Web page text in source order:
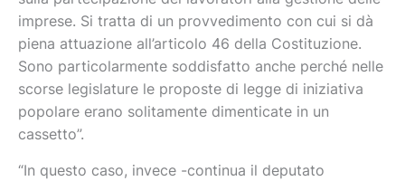
imprese. Si tratta di un provvedimento con cui si dà
piena attuazione all’articolo 46 della Costituzione.
Sono particolarmente soddisfatto anche perché nelle
scorse legislature le proposte di legge di iniziativa
popolare erano solitamente dimenticate in un
cassetto”.
“In questo caso, invece -continua il deputato